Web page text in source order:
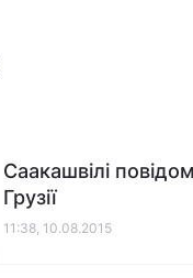
Саакашвілі
Грузії
11:38, 10.08.2015